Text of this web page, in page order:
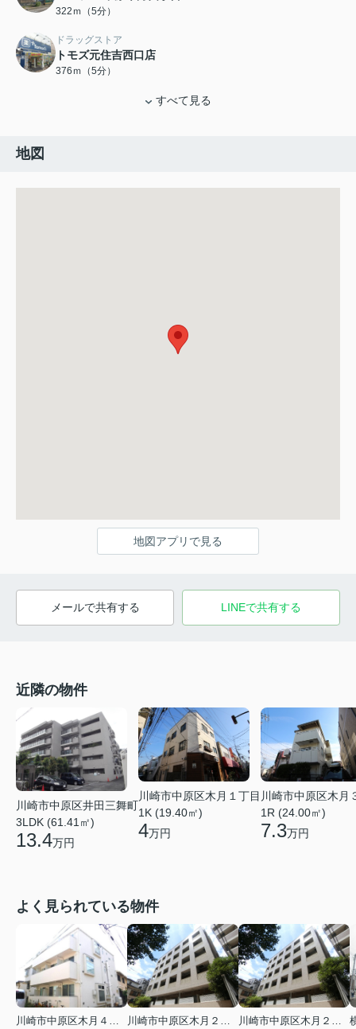
322ｍ（5分）
ドラッグストア
トモズ元住吉西口店
376ｍ（5分）
すべて見る
地図
地図アプリで見る
メールで共有する LINEで共有する
近隣の物件
川崎市中原区井田三舞町
3LDK (61.41㎡)
13.4万円
川崎市中原区木月１丁目
1K (19.40㎡)
4万円
川崎市中原区木月
1R (24.00㎡)
7.3万円
よく見られている物件
川崎市中原区木月４丁目
川崎市中原区木月２丁目
川崎市中原区木月２丁目